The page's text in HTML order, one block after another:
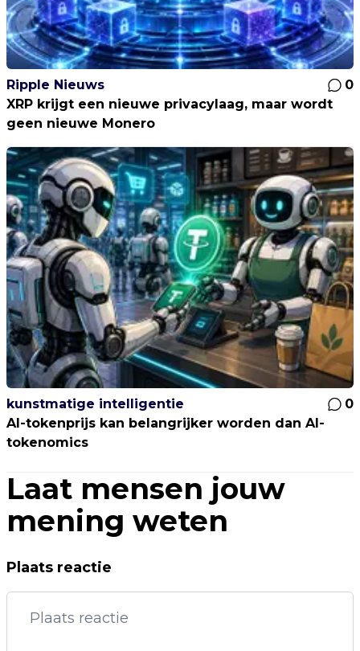
Ripple Nieuws
0
XRP krijgt een nieuwe privacylaag, maar wordt
geen nieuwe Monero
kunstmatige intelligentie
0
AI-tokenprijs kan belangrijker worden dan AI-
tokenomics
Laat mensen jouw
mening weten
Plaats reactie